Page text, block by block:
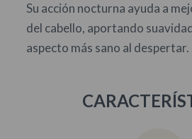
Su acción nocturna ayuda a
del cabello, aportando
aspecto más sano al despertar.